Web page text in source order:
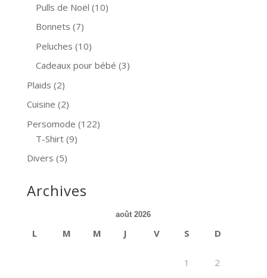
Pulls de Noël (10)
Bonnets (7)
Peluches (10)
Cadeaux pour bébé (3)
Plaids (2)
Cuisine (2)
Persomode (122)
T-Shirt (9)
Divers (5)
Archives
août 2026
L M M J V S D
1 2